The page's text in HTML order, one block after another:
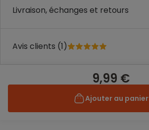
Livraison, échanges et retours
Avis clients (1)
9,99 €
Ajouter au panier